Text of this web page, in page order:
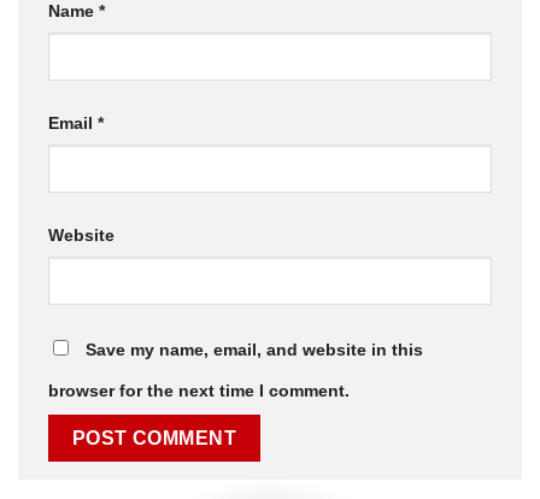
Name *
Email *
Website
Save my name, email, and website in this
browser for the next time I comment.